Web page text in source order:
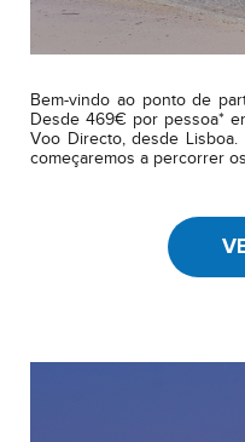
Bem-vindo ao ponto de
Desde 469€ por pessoa*
Voo Directo, desde
começaremos a percorrer